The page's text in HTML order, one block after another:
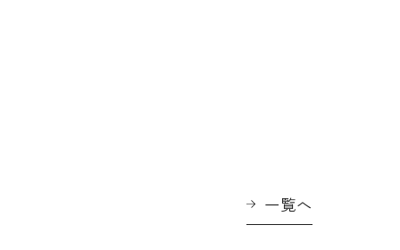
一覧へ